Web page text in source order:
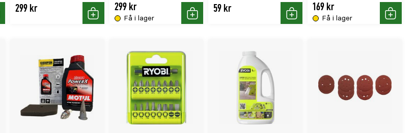
299 kr
Köp Få i lager
299 kr
Köp
59 kr
Köp Få i lager
169 kr
Köp